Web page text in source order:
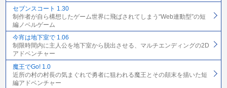
セブンスコート 1.30
制作者が自ら構想したゲーム世界に飛ばされてしまう“Web連動型”の短
編ノベルゲーム
今宵は地下室で 1.06
制限時間内に主人公を地下室から脱出させる、マルチエンディングの2D
アドベンチャー
魔王でGo! 1.0
近所の村の村長の気まぐれで勇者に狙われる魔王とその顛末を描いた短
編アドベンチャー